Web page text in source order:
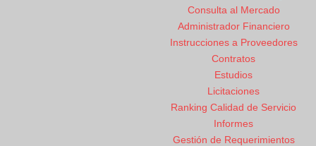
Consulta al Mercado
Administrador Financiero
Instrucciones a Proveedores
Contratos
Estudios
Licitaciones
Ranking Calidad de Servicio
Informes
Gestión de Requerimientos